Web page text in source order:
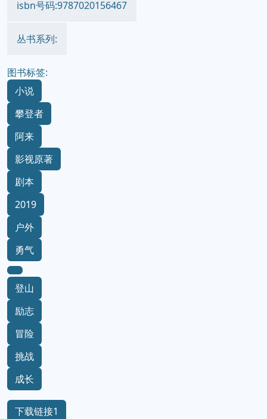
isbn号码:9787020156467
丛书系列:
图书标签:
小说
攀登者
阿来
影视原著
剧本
2019
户外
勇气
登山
励志
冒险
挑战
成长
下载链接1